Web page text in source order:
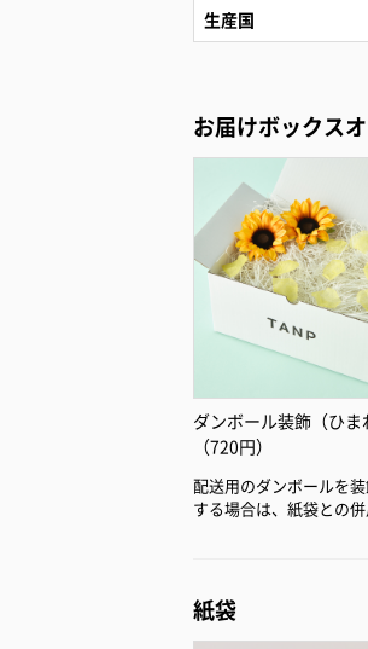
生産国
お届けボックス
ダンボール装飾（ひま
（720円）
配送用のダンボールを
する場合は、紙袋との併
紙袋